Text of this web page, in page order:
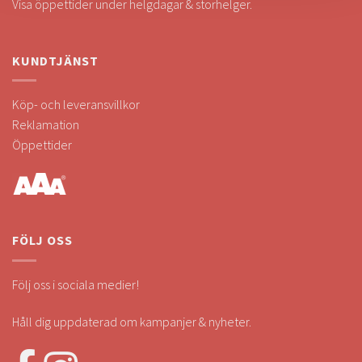
Visa öppettider under helgdagar & storhelger.
KUNDTJÄNST
Köp- och leveransvillkor
Reklamation
Öppettider
FÖLJ OSS
Följ oss i sociala medier!
Håll dig uppdaterad om kampanjer & nyheter.